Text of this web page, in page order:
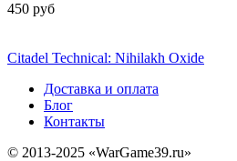
450 руб
Citadel Technical: Nihilakh Oxide
Доставка и оплата
Блог
Контакты
© 2013-2025 «WarGame39.ru»